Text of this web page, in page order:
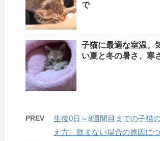
で
子猫に最適な室温。
い夏と冬の暑さ、寒
PREV
生後0日～8週間目までの子猫
え方。飲まない場合の原因に